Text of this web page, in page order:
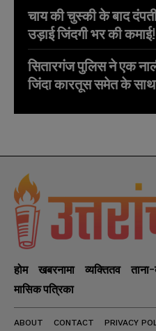
चाय की चुस्की के बाद
उड़ाई जिंदगी भर की कमाई!
सितारगंज पुलिस ने एक
जिंदा कारतूस समेत के साथ
होम खबरनामा व्यक्तितव ताना-
मासिक पत्रिका
ABOUT CONTACT PRIVACY